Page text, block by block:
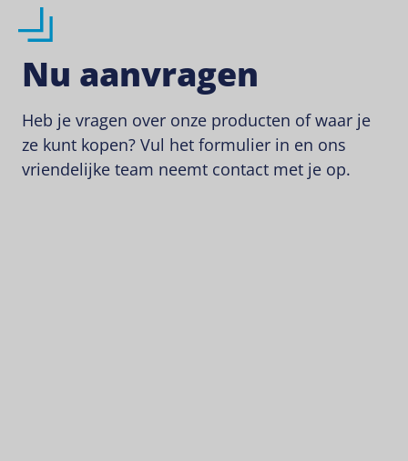
Nu aanvragen
Heb je vragen over onze producten of waar je
ze kunt kopen? Vul het formulier in en ons
vriendelijke team neemt contact met je op.